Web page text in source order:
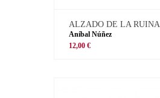
ALZADO DE LA RUINA
Aníbal Núñez
12,00 €